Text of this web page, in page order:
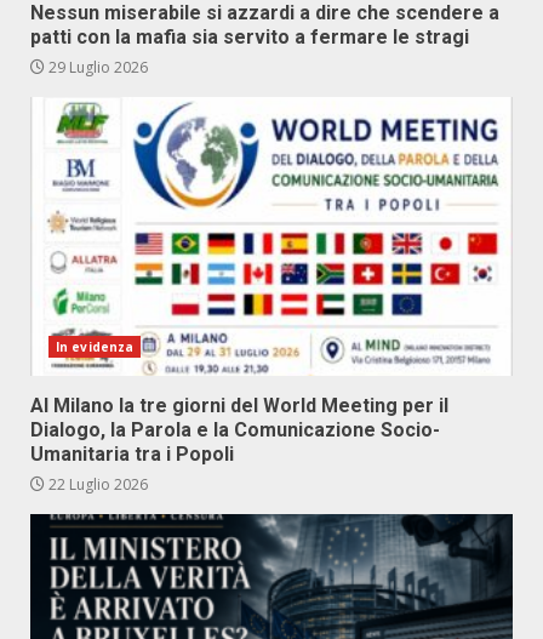
Nessun miserabile si azzardi a dire che scendere a
patti con la mafia sia servito a fermare le stragi
29 Luglio 2026
In evidenza
Al Milano la tre giorni del World Meeting per il
Dialogo, la Parola e la Comunicazione Socio-
Umanitaria tra i Popoli
22 Luglio 2026